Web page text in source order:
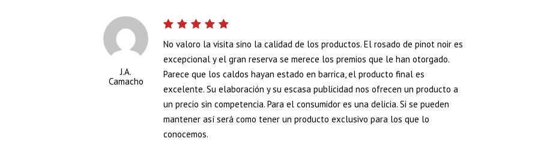
J.A.
Camacho
No valoro la visita sino la calidad de los productos. El rosado de pinot noir es
excepcional y el gran reserva se merece los premios que le han otorgado.
Parece que los caldos hayan estado en barrica, el producto final es
excelente. Su elaboración y su escasa publicidad nos ofrecen un producto a
un precio sin competencia. Para el consumidor es una delicia. Si se pueden
mantener así será como tener un producto exclusivo para los que lo
conocemos.